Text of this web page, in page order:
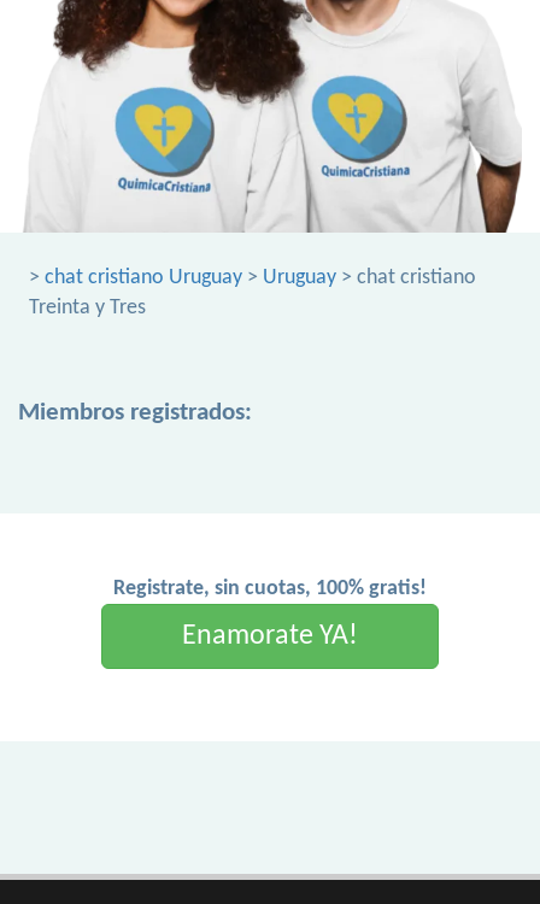
> chat cristiano Uruguay > Uruguay > chat cristiano
Treinta y Tres
Miembros registrados:
Registrate, sin cuotas, 100% gratis!
Enamorate YA!